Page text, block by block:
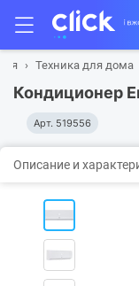
Техника для дома
Кондиционер
Арт. 519556
Описание и